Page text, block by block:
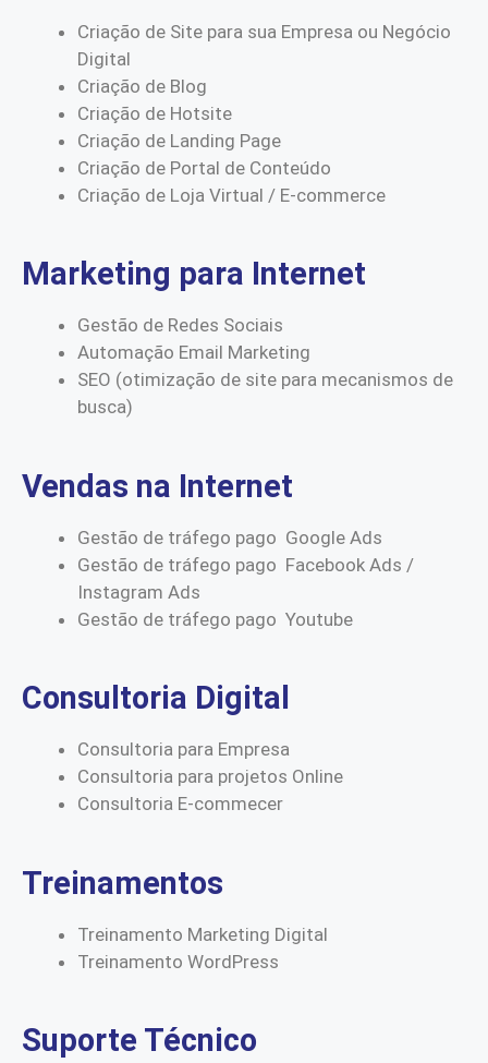
Criação de Site para sua Empresa ou Negócio
Digital
Criação de Blog
Criação de Hotsite
Criação de Landing Page
Criação de Portal de Conteúdo
Criação de Loja Virtual / E-commerce
Marketing para Internet
Gestão de Redes Sociais
Automação Email Marketing
SEO (otimização de site para mecanismos de
busca)
Vendas na Internet
Gestão de tráfego pago Google Ads
Gestão de tráfego pago Facebook Ads /
Instagram Ads
Gestão de tráfego pago Youtube
Consultoria Digital
Consultoria para Empresa
Consultoria para projetos Online
Consultoria E-commecer
Treinamentos
Treinamento Marketing Digital
Treinamento WordPress
Suporte Técnico